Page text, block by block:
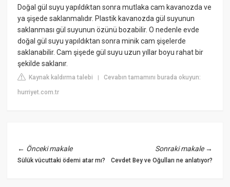
Doğal gül suyu yapıldıktan sonra mutlaka cam kavanozda ve
ya şişede saklanmalıdır. Plastik kavanozda gül suyunun
saklanması gül suyunun özünü bozabilir. O nedenle evde
doğal gül suyu yapıldıktan sonra minik cam şişelerde
saklanabilir. Cam şişede gül suyu uzun yıllar boyu rahat bir
şekilde saklanır.
Kaynak kaldırma talebi |Cevabın tamamını burada okuyun:
hurriyet.com.tr
← Önceki makale
Sülük vücuttaki ödemi atar mı?
Sonraki makale→
Cevdet Bey ve Oğulları ne anlatıyor?